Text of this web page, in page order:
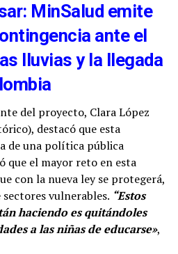
MinSalud emite
ante el
lluvias y la llegada
del proyecto, Clara López
destacó que esta
de una política pública
que el mayor reto en esta
con la nueva ley se protegerá,
vulnerables. “Estos
haciendo es quitándoles
a las niñas de educarse»,